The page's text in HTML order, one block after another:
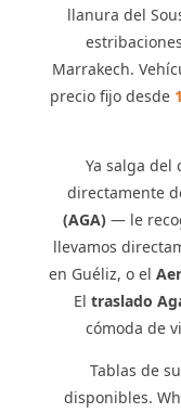
llanura del
Marrakech.
precio fijo desde
Ya salga del
directamente
(AGA)— le
llevamos
en Guéliz, o el
El traslado
cómoda de
Tablas de
disponibles.